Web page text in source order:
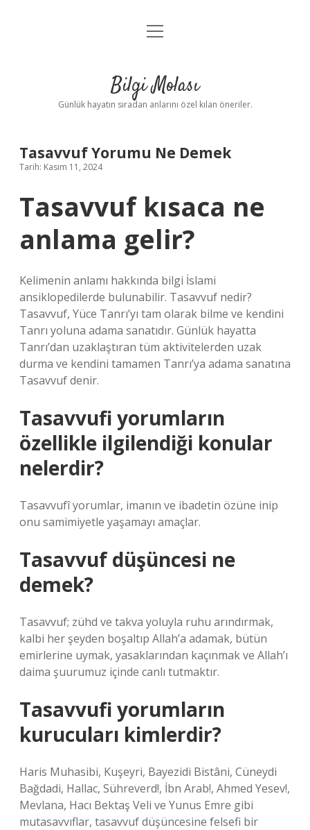
Anasayfa
Yasal Uyarı
menüyü
Bilgi Molası
Günlük hayatın sıradan anlarını özel kılan öneriler.
Tasavvuf Yorumu Ne Demek
Tarih: Kasım 11, 2024
Tasavvuf kısaca ne
anlama gelir?
Kelimenin anlamı hakkında bilgi İslami
ansiklopedilerde bulunabilir. Tasavvuf nedir?
Tasavvuf, Yüce Tanrı’yı ​​tam olarak bilme ve kendini
Tanrı yoluna adama sanatıdır. Günlük hayatta
Tanrı’dan uzaklaştıran tüm aktivitelerden uzak
durma ve kendini tamamen Tanrı’ya adama sanatına
Tasavvuf denir.
Tasavvufi yorumların
özellikle ilgilendiği konular
nelerdir?
Tasavvufî yorumlar, imanın ve ibadetin özüne inip
onu samimiyetle yaşamayı amaçlar.
Tasavvuf düşüncesi ne
demek?
Tasavvuf; zühd ve takva yoluyla ruhu arındırmak,
kalbi her şeyden boşaltıp Allah’a adamak, bütün
emirlerine uymak, yasaklarından kaçınmak ve Allah’ı
daima şuurumuz içinde canlı tutmaktır.
Tasavvufi yorumların
kurucuları kimlerdir?
Haris Muhasibi, Kuşeyri, Bayezidi Bistâni, Cüneydi
Bağdadi, Hallac, Sühreverd!, İbn Arab!, Ahmed Yesev!,
Mevlana, Hacı Bektaş Veli ve Yunus Emre gibi
mutasavvıflar, tasavvuf düşüncesine felsefi bir